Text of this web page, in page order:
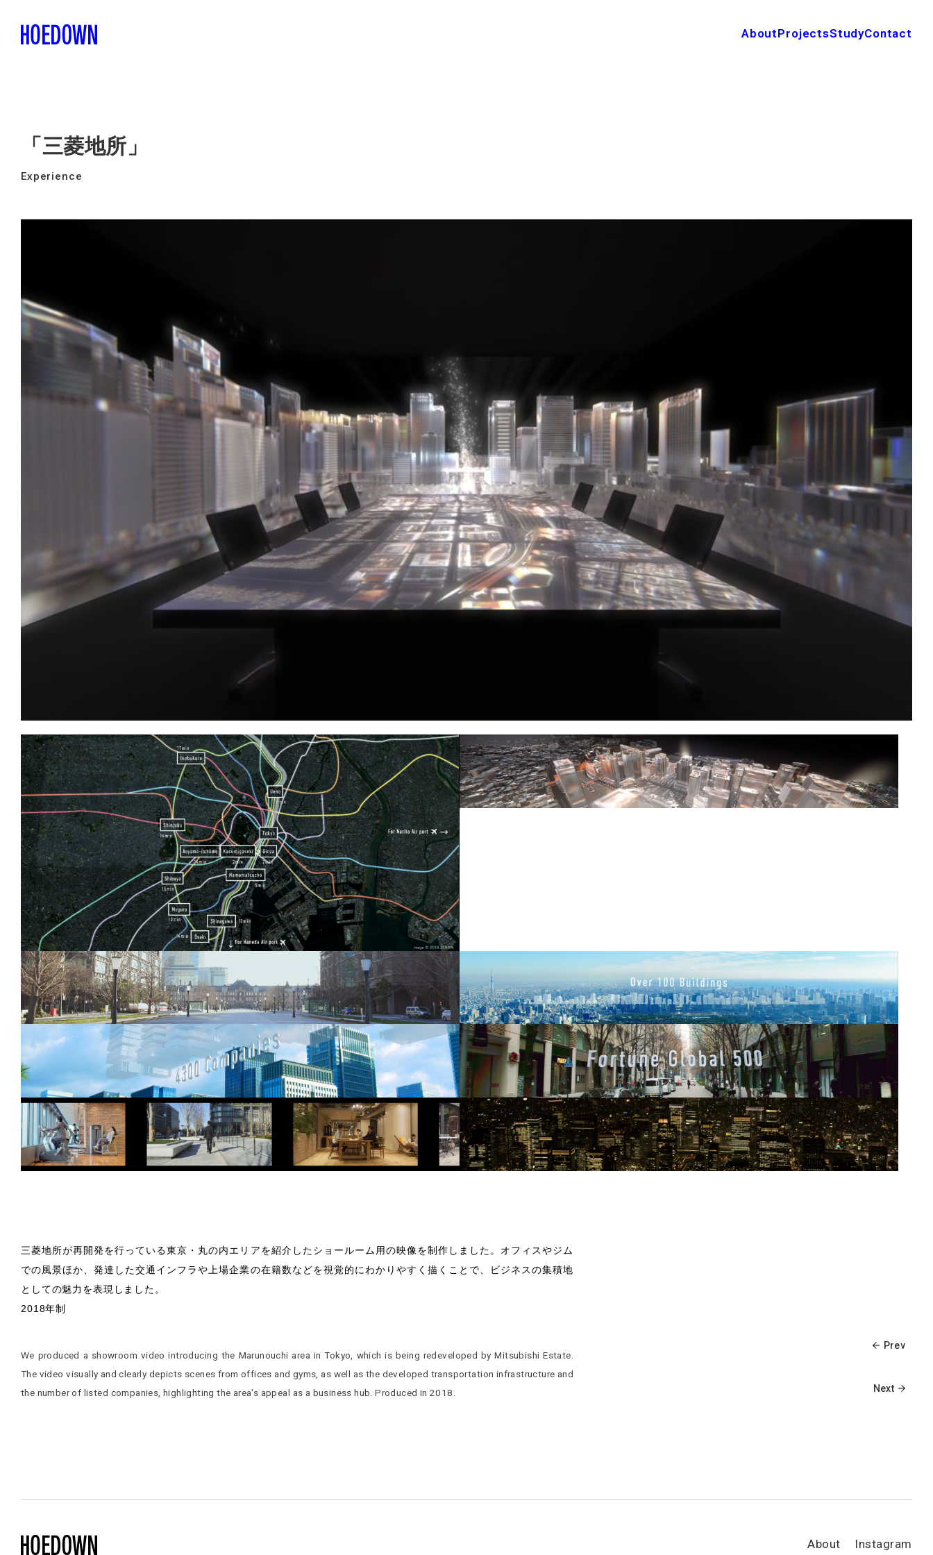
AboutProjectsStudyContact
「三菱地所」
Experience
三菱地所が再開発を行っている東京・丸の内エリアを紹介したショールーム用の映像を制作しました。オフィスやジム
での風景ほか、発達した交通インフラや上場企業の在籍数などを視覚的にわかりやすく描くことで、ビジネスの集積地
としての魅力を表現しました。
2018年制
We produced a showroom video introducing the Marunouchi area in Tokyo, which is being redeveloped by Mitsubishi Estate.
The video visually and clearly depicts scenes from offices and gyms, as well as the developed transportation infrastructure and
the number of listed companies, highlighting the area's appeal as a business hub. Produced in 2018.
Prev
Next
About Instagram